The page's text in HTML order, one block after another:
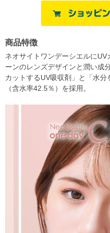
商品特徴
ネオサイトワンデーシエルに
ーンのレンズデザインと潤い成
カットするUV吸収剤」と「水
（含水率42.5％）を採用。